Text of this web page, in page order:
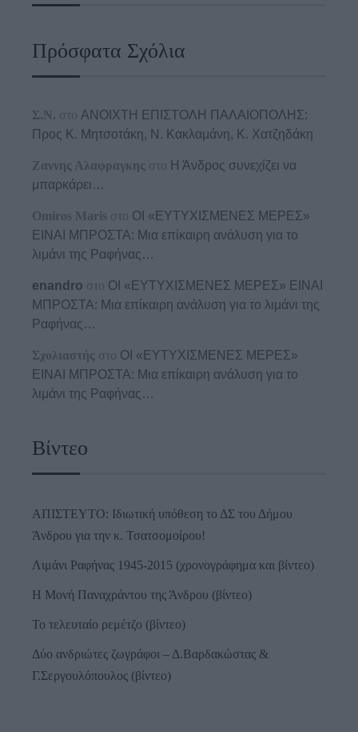
Πρόσφατα Σχόλια
Σ.Ν. στο ΑΝΟΙΧΤΗ ΕΠΙΣΤΟΛΗ ΠΑΛΑΙΟΠΟΛΗΣ:
Προς K. Μητσοτάκη, N. Κακλαμάνη, K. Χατζηδάκη
Ζαννης Αλαφραγκης στο Η Άνδρος συνεχίζει να
μπαρκάρει…
Omiros Maris στο ΟΙ «ΕΥΤΥΧΙΣΜΕΝΕΣ ΜΕΡΕΣ»
ΕΙΝΑΙ ΜΠΡΟΣΤΑ: Μια επίκαιρη ανάλυση για το
λιμάνι της Ραφήνας…
enandro στο ΟΙ «ΕΥΤΥΧΙΣΜΕΝΕΣ ΜΕΡΕΣ» ΕΙΝΑΙ
ΜΠΡΟΣΤΑ: Μια επίκαιρη ανάλυση για το λιμάνι της
Ραφήνας…
Σχολιαστής στο ΟΙ «ΕΥΤΥΧΙΣΜΕΝΕΣ ΜΕΡΕΣ»
ΕΙΝΑΙ ΜΠΡΟΣΤΑ: Μια επίκαιρη ανάλυση για το
λιμάνι της Ραφήνας…
Βίντεο
ΑΠΙΣΤΕΥΤΟ: Ιδιωτική υπόθεση το ΔΣ του Δήμου
Άνδρου για την κ. Τσατσομοίρου!
Λιμάνι Ραφήνας 1945-2015 (χρονογράφημα και βίντεο)
Η Μονή Παναχράντου της Άνδρου (βίντεο)
Το τελευταίο ρεμέτζο (βίντεο)
Δύο ανδριώτες ζωγράφοι – Δ.Βαρδακώστας &
Γ.Σεργουλόπουλος (βίντεο)